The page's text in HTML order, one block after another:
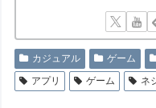
カジュアル ゲーム
アプリ
ゲーム ネ